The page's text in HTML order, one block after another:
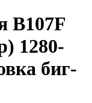
B107F
1280-
биг-